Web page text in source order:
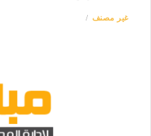
غير مصنف